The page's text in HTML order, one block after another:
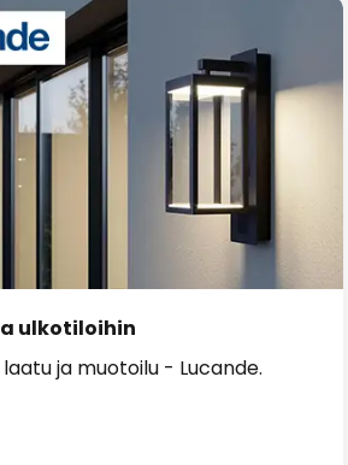
ulkotiloihin
ja muotoilu - Lucande.